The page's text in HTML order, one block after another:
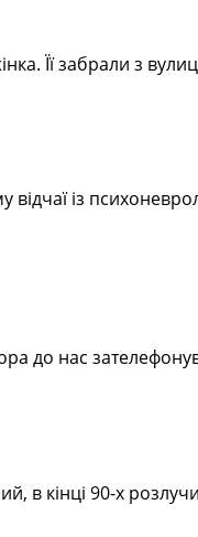
Її забрали з
із
до нас
в кінці 90-х